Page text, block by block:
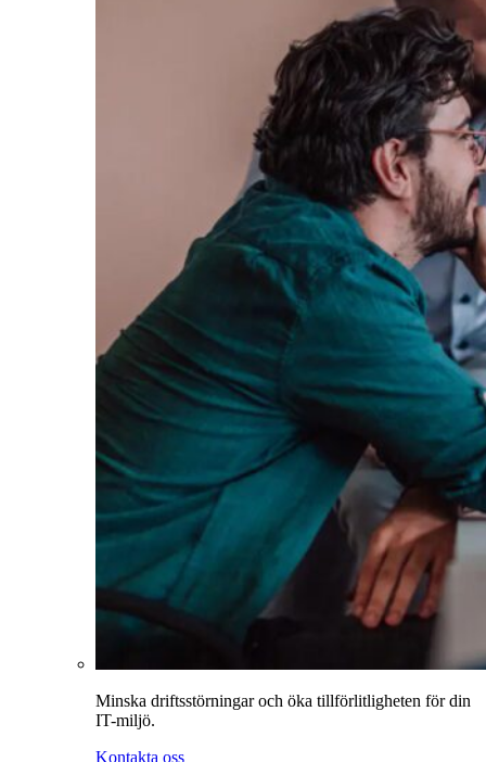
Minska driftsstörningar och öka tillförlitligheten för din
IT-miljö.
Kontakta oss